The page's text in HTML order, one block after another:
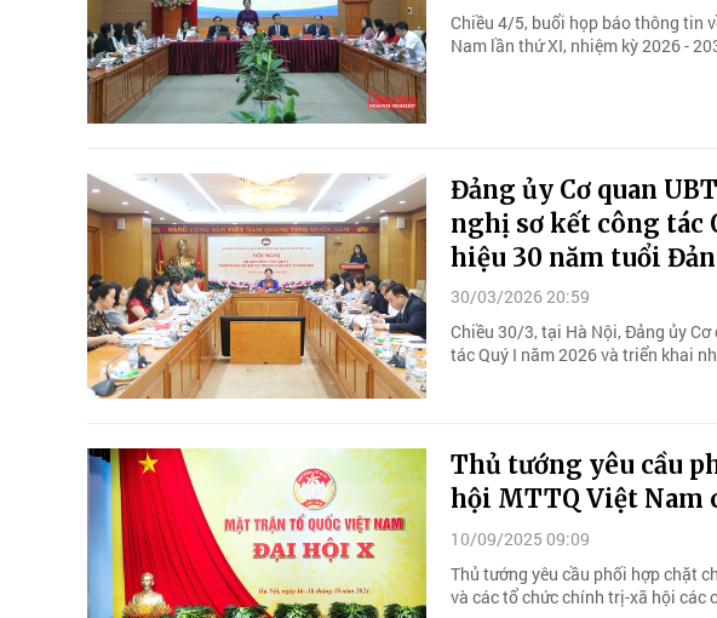
Chiều 4/5, buổi họp báo thông tin
Nam lần thứ XI, nhiệm kỳ 2026 -
Đảng ủy Cơ quan
nghị sơ kết công tác
hiệu 30 năm tuổi
30/03/2026 20:59
Chiều 30/3, tại Hà Nội, Đảng ủy
tác Quý I năm 2026 và triển khai
Thủ tướng yêu cầu
hội MTTQ Việt Nam
10/09/2025 09:09
Thủ tướng yêu cầu phối hợp chặt
và các tổ chức chính trị-xã hội các